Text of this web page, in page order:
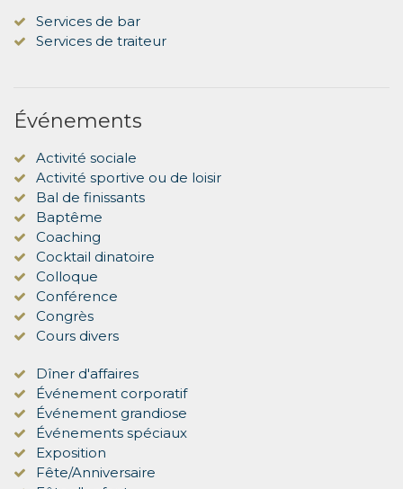
Services de bar
Services de traiteur
Événements
Activité sociale
Activité sportive ou de loisir
Bal de finissants
Baptême
Coaching
Cocktail dinatoire
Colloque
Conférence
Congrès
Cours divers
Dîner d'affaires
Événement corporatif
Événement grandiose
Événements spéciaux
Exposition
Fête/Anniversaire